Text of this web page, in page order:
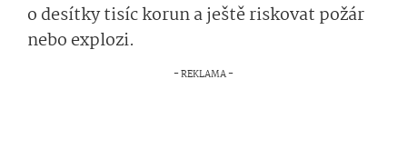
o desítky tisíc korun a ještě riskovat požár
nebo explozi.